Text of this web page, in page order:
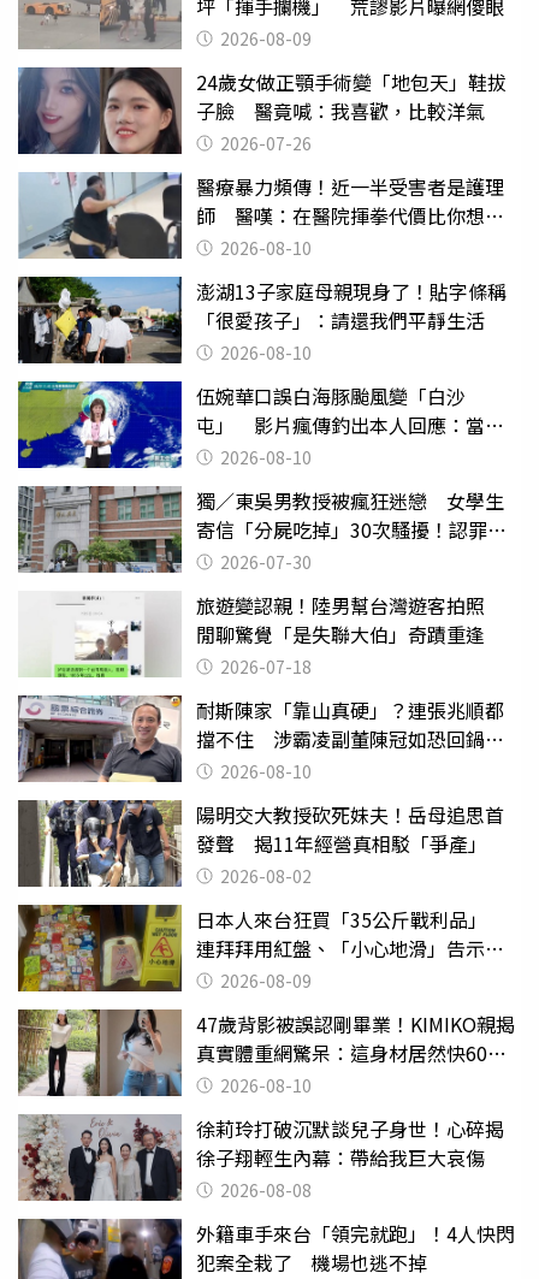
坪「揮手攔機」 荒謬影片曝網傻眼
2026-08-09
24歲女做正顎手術變「地包天」鞋拔
子臉 醫竟喊：我喜歡，比較洋氣
2026-07-26
醫療暴力頻傳！近一半受害者是護理
師 醫嘆：在醫院揮拳代價比你想像
的還要大
2026-08-10
澎湖13子家庭母親現身了！貼字條稱
「很愛孩子」：請還我們平靜生活
2026-08-10
伍婉華口誤白海豚颱風變「白沙
屯」 影片瘋傳釣出本人回應：當下
懊惱到現在
2026-08-10
獨／東吳男教授被瘋狂迷戀 女學生
寄信「分屍吃掉」30次騷擾！認罪免
關 2026-07-30
旅遊變認親！陸男幫台灣遊客拍照
閒聊驚覺「是失聯大伯」奇蹟重逢
2026-07-18
耐斯陳家「靠山真硬」？連張兆順都
擋不住 涉霸凌副董陳冠如恐回鍋國
票證2026-08-10
陽明交大教授砍死妹夫！岳母追思首
發聲 揭11年經營真相駁「爭產」
2026-08-02
日本人來台狂買「35公斤戰利品」
連拜拜用紅盤、「小心地滑」告示牌
也帶回家
2026-08-09
47歲背影被誤認剛畢業！KIMIKO親揭
真實體重網驚呆：這身材居然快60公
斤？2026-08-10
徐莉玲打破沉默談兒子身世！心碎揭
徐子翔輕生內幕：帶給我巨大哀傷
2026-08-08
外籍車手來台「領完就跑」！4人快閃
犯案全栽了 機場也逃不掉